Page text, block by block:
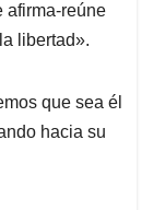
afirma-reúne
libertad».
que sea él
hacia su